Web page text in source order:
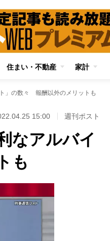
住まい・不動産 家計
」の数々 報酬以外のメリットも
15:00 週刊ポスト
なアルバイ
も